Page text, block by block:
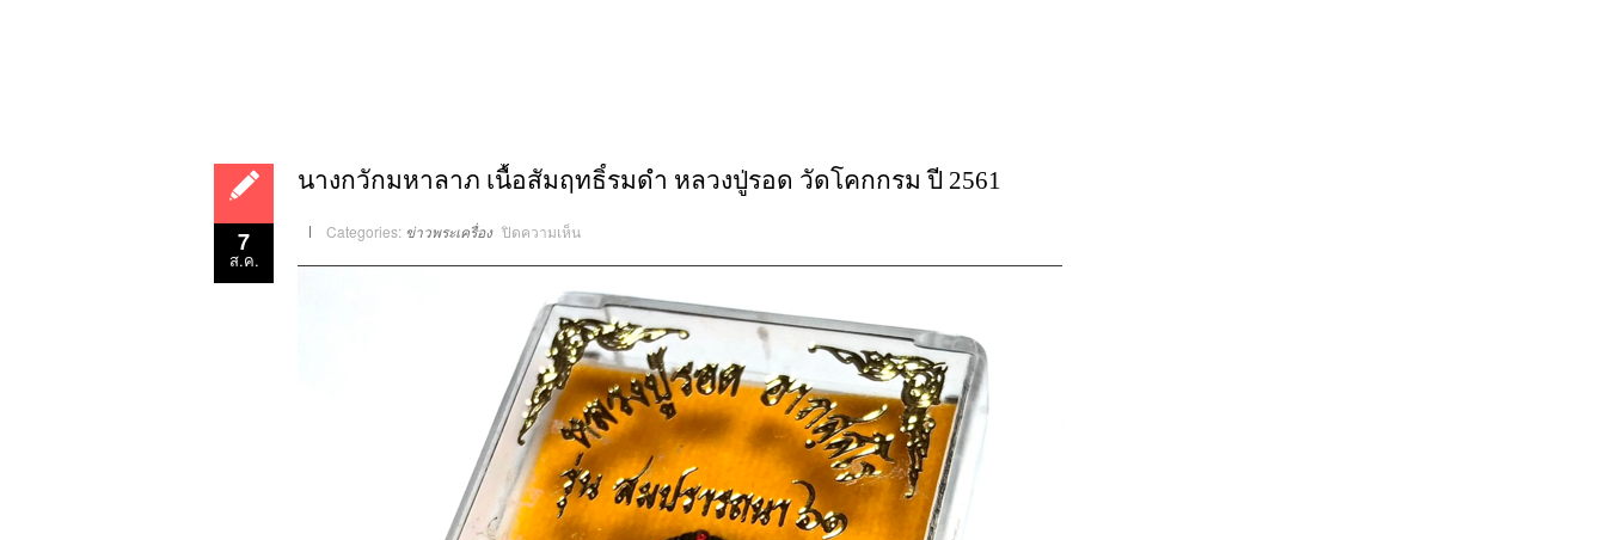
7
ส.ค.
นางกวักมหาลาภ เนื้อสัมฤทธิ์รมดำ หลวงปู่รอด วัดโคกกรม ปี 2561
Categories: ข่าวพระเครื่อง ปิดความเห็นบน
นาง
มหาลาภ
เนื้อ
สัมฤทธิ์
รมดำ
หลวง
ปู่
รอด
วัด
โคก
กรม
ปี
2561